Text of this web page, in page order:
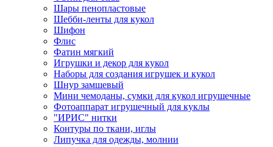
Шары пенопластовые
Шебби-ленты для кукол
Шифон
Флис
Фатин мягкий
Игрушки и декор для кукол
Наборы для создания игрушек и кукол
Шнур замшевый
Мини чемоданы, сумки для кукол игрушечные
Фотоаппарат игрушечный для куклы
"ИРИС" нитки
Контуры по ткани, иглы
Липучка для одежды, молнии